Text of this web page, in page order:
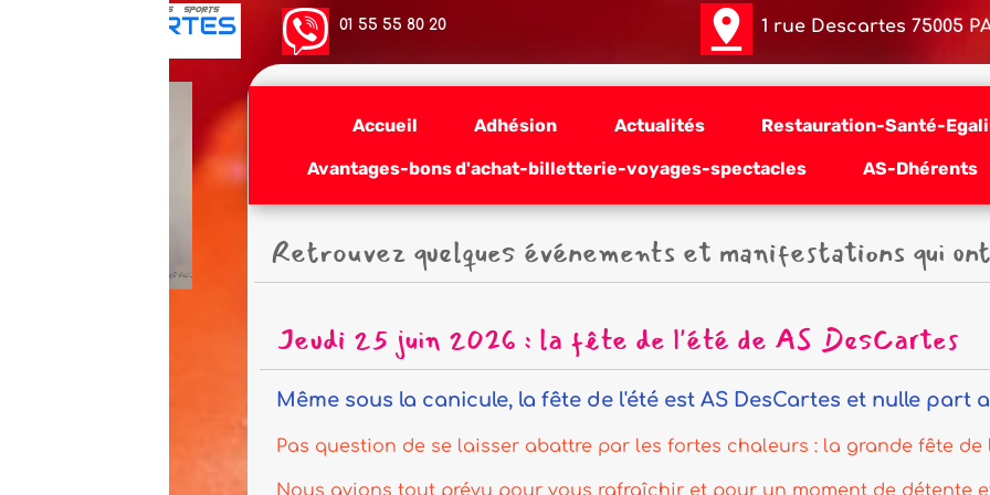
Accueil Adhésion Actualités Restauration-Santé-Egalim-Hygiène
Avantages-bons d'achat-billetterie-voyages-spectacles AS-Dhérents Evénements
01 55 55 80 20 1 rue Descartes 75005 PARIS
Retrouvez quelques événements et manifestations qui ont été
Jeudi 25 juin 2026 : la fête de l'été de AS DesCartes
Même sous la canicule, la fête de l'été est AS DesCartes et nulle part ailleurs ! 🌈
Pas question de se laisser abattre par les fortes chaleurs : la grande fête de l'été de AS
Nous avions tout prévu pour vous rafraîchir et pour un moment de détente et de convivialité.